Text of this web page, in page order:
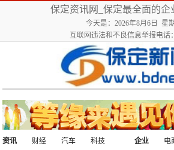
保定资讯网_保定最全面的企
今天是：2026年8月6日 星
互联网违法和不良信息举报电话
资讯 财经 汽车
科技
企业 电